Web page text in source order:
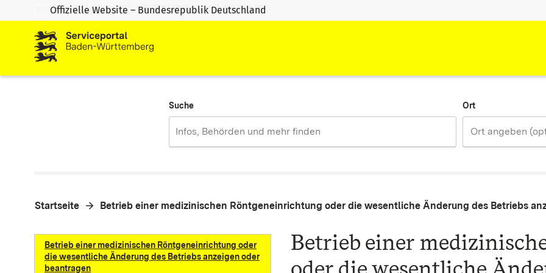
Zum Inhalt springen
Zur Suche springen
Offizielle Website – Bundesrepublik Deutschland
Suche Ort
Startseite Betrieb einer medizinischen Röntgeneinrichtung oder die wesentliche Änderung des Betriebs
Betrieb einer medizinischen Röntgeneinrichtung oder
die wesentliche Änderung des Betriebs anzeigen oder
beantragen
Betrieb einer